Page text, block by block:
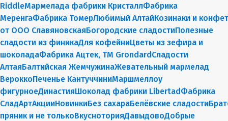
RiddleМармелада фабрики КристаллФабрика
МеренгаФабрика ТомерЛюбимый АлтайКозинаки и
от ООО СлавяновскаяБогородские сладостиПолезные
сладости из финикаДля кофейниЦветы из зефира и
шоколадаФабрика Ацтек, ТМ GrondardСладости
АлтаяБалтийская ЖемчужинаЖевательный мармелад
ВероккоПеченье КантуччиниМаршмеллоу
фигурноеДинастияШоколад фабрики LibertadФабрика
СладАртАкцииНовинкиБез сахараБелёвские сладости
пряник и не толькоВкусноторияДавыдовоДобрые